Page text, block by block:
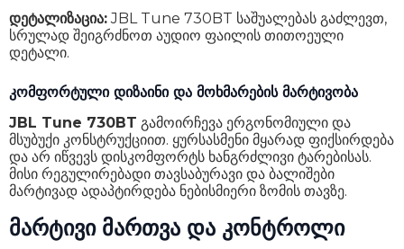
დეტალიზაცია:JBL Tune 730BT საშუალებას გაძლევთ,
სრულად შეიგრძნოთ აუდიო ფაილის თითოეული
დეტალი.
კომფორტული დიზაინი და მოხმარების მარტივობა
JBL Tune 730BT გამოირჩევა ერგონომიული და
მსუბუქი კონსტრუქციით. ყურსასმენი მყარად ფიქსირდება
და არ იწვევს დისკომფორტს ხანგრძლივი ტარებისას.
მისი რეგულირებადი თავსაბურავი და ბალიშები
მარტივად ადაპტირდება ნებისმიერი ზომის თავზე.
მარტივი მართვა და კონტროლი